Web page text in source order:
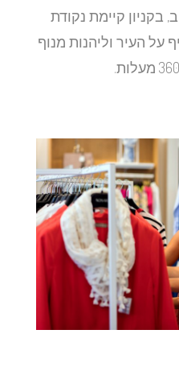
קיימת נקודת
העיר וליהנות מנוף